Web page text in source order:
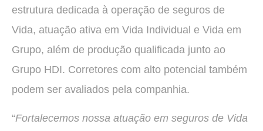
estrutura dedicada à operação de seguros de
Vida, atuação ativa em Vida Individual e Vida em
Grupo, além de produção qualificada junto ao
Grupo HDI. Corretores com alto potencial também
podem ser avaliados pela companhia.
“Fortalecemos nossa atuação em seguros de Vida